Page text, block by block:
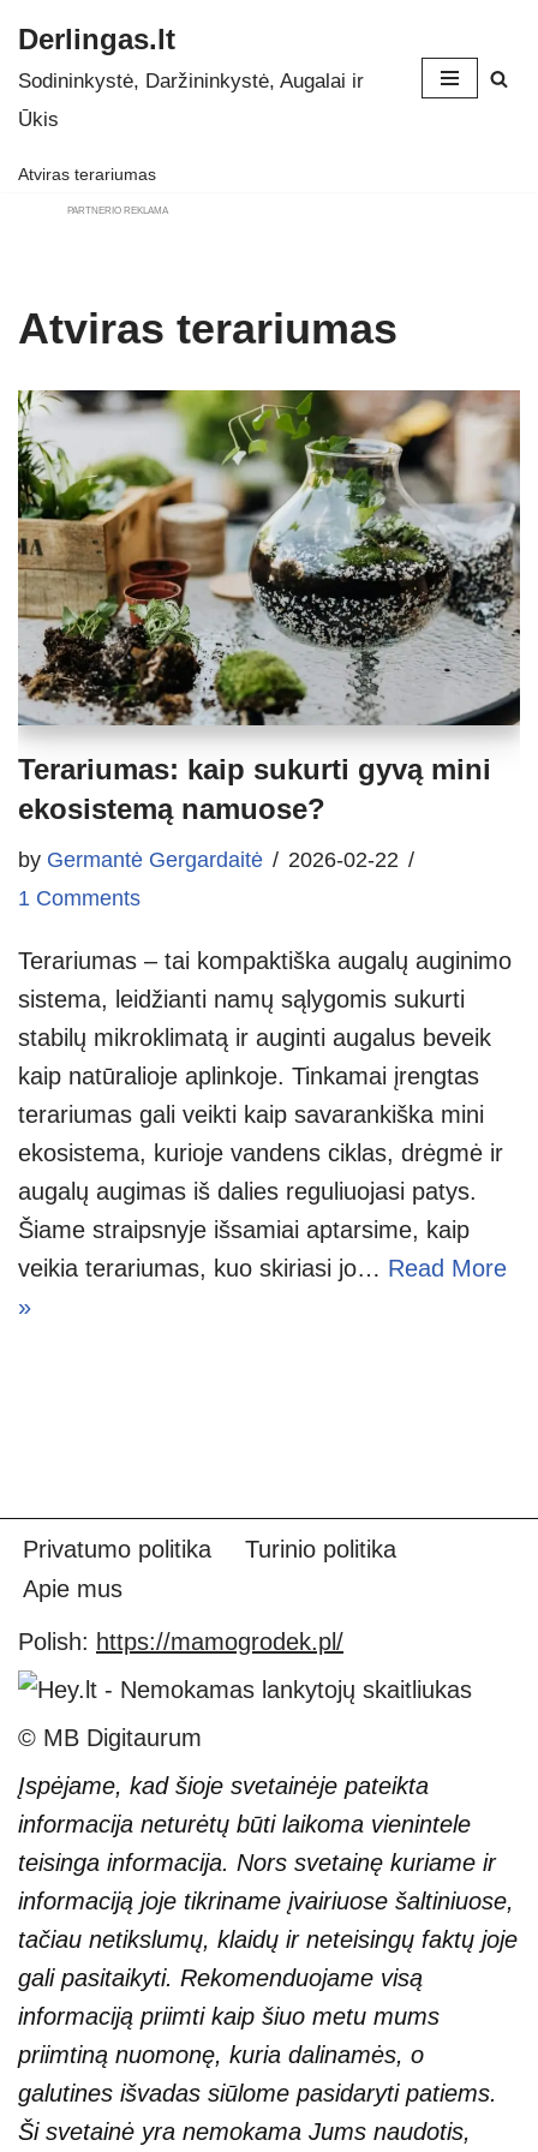
Skip
to
Derlingas.lt
Sodininkystė, Daržininkystė, Augalai ir
Ūkis
Atviras terariumas
PARTNERIO REKLAMA
Atviras terariumas
Terariumas: kaip sukurti gyvą mini
ekosistemą namuose?
by Germantė Gergardaitė
2026-02-22
1 Comments
Terariumas – tai kompaktiška augalų auginimo
sistema, leidžianti namų sąlygomis sukurti
stabilų mikroklimatą ir auginti augalus beveik
kaip natūralioje aplinkoje. Tinkamai įrengtas
terariumas gali veikti kaip savarankiška mini
ekosistema, kurioje vandens ciklas, drėgmė ir
augalų augimas iš dalies reguliuojasi patys.
Šiame straipsnyje išsamiai aptarsime, kaip
veikia terariumas, kuo skiriasi jo… Read More
»
Privatumo politika
Turinio politika
Apie mus
Polish: https://mamogrodek.pl/
© MB Digitaurum
Įspėjame, kad šioje svetainėje pateikta
informacija neturėtų būti laikoma vienintele
teisinga informacija. Nors svetainę kuriame ir
informaciją joje tikriname įvairiuose šaltiniuose,
tačiau netikslumų, klaidų ir neteisingų faktų joje
gali pasitaikyti. Rekomenduojame visą
informaciją priimti kaip šiuo metu mums
priimtiną nuomonę, kuria dalinamės, o
galutines išvadas siūlome pasidaryti patiems.
Ši svetainė yra nemokama Jums naudotis,